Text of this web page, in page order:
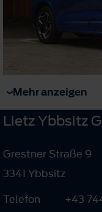
Mehr anzeigen
Lietz Ybbsitz
Grestner Straße 9
3341 Ybbsitz
Telefon
+43